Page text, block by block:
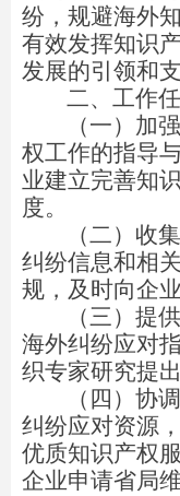
纷，规避海外
有效发挥知识
发展的引领和
二、工作
（一）加
权工作的指导
业建立完善知
度。
（二）收
纠纷信息和相
规，及时向企业
（三）提
海外纠纷应对
织专家研究提
（四）协
纠纷应对资源
优质知识产权
企业申请省局